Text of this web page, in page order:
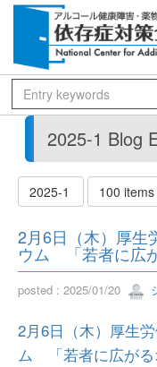
2025-1 Blog
2025-1 100 items
2月6日（木）厚
ウム 「若者に広
posted : 2025/01/20
2月6日（木）厚生
ム 「若者に広がる